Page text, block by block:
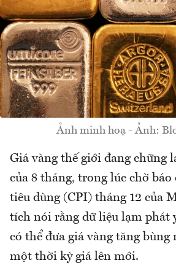
Ảnh minh hoạ - Ảnh:
Giá vàng thế giới đang chững
của 8 tháng, trong lúc chờ báo
tiêu dùng (CPI) tháng 12 của
tích nói rằng dữ liệu lạm phát
có thể đưa giá vàng tăng bùng
một thời kỳ giá lên mới.